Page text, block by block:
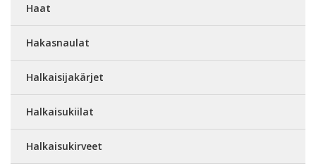
Haat
Hakasnaulat
Halkaisijakärjet
Halkaisukiilat
Halkaisukirveet